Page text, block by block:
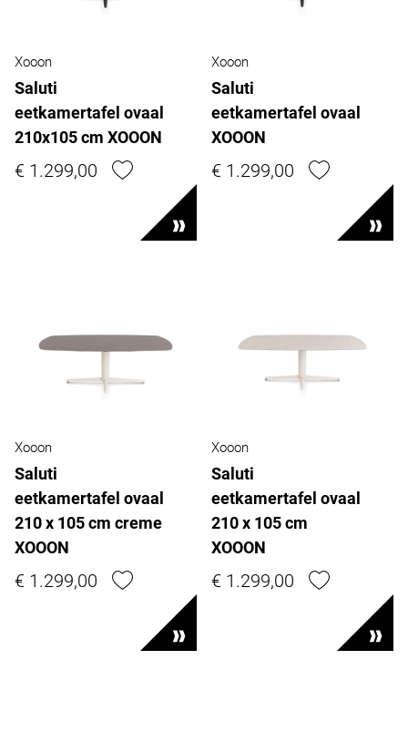
Xooon
Saluti
eetkamertafel ovaal
210x105 cm XOOON
€ 1.299,00
Xooon
Saluti
eetkamertafel ovaal
XOOON
€ 1.299,00
Xooon
Saluti
eetkamertafel ovaal
210 x 105 cm creme
XOOON
€ 1.299,00
Xooon
Saluti
eetkamertafel ovaal
210 x 105 cm
XOOON
€ 1.299,00